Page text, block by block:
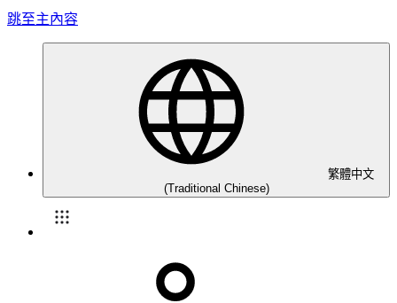
跳至主內容
繁體中文
(Traditional Chinese)